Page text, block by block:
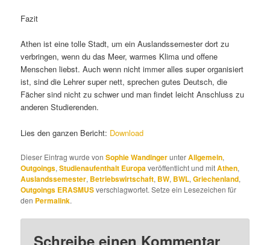
Fazit
Athen ist eine tolle Stadt, um ein Auslandssemester dort zu
verbringen, wenn du das Meer, warmes Klima und offene
Menschen liebst. Auch wenn nicht immer alles super organisiert
ist, sind die Lehrer super nett, sprechen gutes Deutsch, die
Fächer sind nicht zu schwer und man findet leicht Anschluss zu
anderen Studierenden.
Lies den ganzen Bericht: Download
Dieser Eintrag wurde vonSophie WandingerunterAllgemein,
Outgoings,Studienaufenthalt Europaveröffentlicht und mitAthen,
Auslandssemester, Betriebswirtschaft, BW, BWL,Griechenland,
Outgoings ERASMUSverschlagwortet. Setze ein Lesezeichen für
den Permalink.
Schreibe einen Kommentar